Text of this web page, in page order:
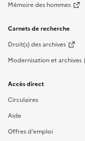
Mémoire des hommes
Carnets de recherche
Droit(s) des archives
Modernisation et archives
Accès direct
Circulaires
Aide
Offres d'emploi